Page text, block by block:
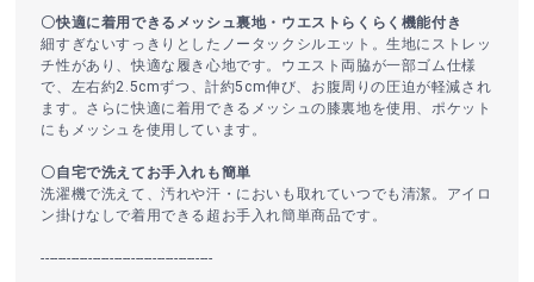
〇快適に着用できるメッシュ裏地・ウエストらくらく機能付き
細すぎないすっきりとしたノータックシルエット。生地にストレッ
チ性があり、快適な履き心地です。ウエスト両脇が一部ゴム仕様
で、左右約2.5cmずつ、計約5cm伸び、お腹周りの圧迫が軽減され
ます。さらに快適に着用できるメッシュの膝裏地を使用、ポケット
にもメッシュを使用しています。
〇自宅で洗えてお手入れも簡単
洗濯機で洗えて、汚れや汗・においも取れていつでも清潔。アイロ
ン掛けなしで着用できる超お手入れ簡単商品です。
----------------------------------------